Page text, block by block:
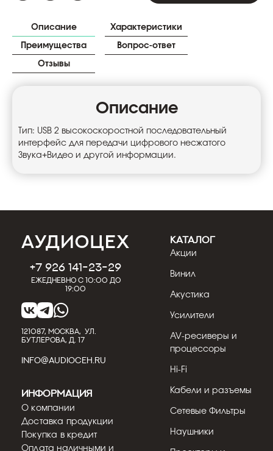
Описание Характеристики
Преимущества Вопрос-ответ
Отзывы
Описание
Тип: USB 2 высокоскоростной последовательный
интерфейс для передачи цифрового несжатого
Звука+Видео и другой информации.
+7 926 141-23-29
Ежедневно с 10:00 до
19:00
121087, МОСКВА, УЛ.
БУТЛЕРОВА, Д. 17
INFO@AUDIOCEH.RU
КАТАЛОГ
Акции
Винил
Акустика
Усилители
AV-ресиверы и
процессоры
Hi-Fi
Кабели и разъемы
Сетевые Фильтры
Наушники
Информация
О компании
Доставка продукции
Покупка в кредит
Оплата наличными и